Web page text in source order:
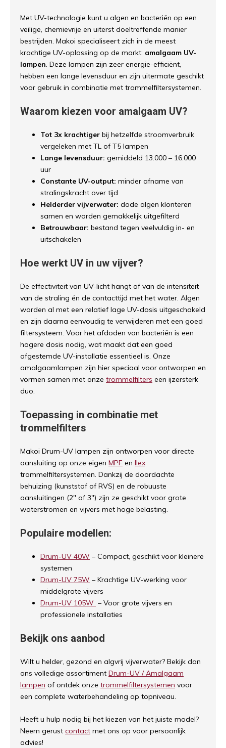
Met UV-technologie kunt u algen en bacteriën op een
veilige, chemievrije en uiterst doeltreffende manier
bestrijden. Makoi specialiseert zich in de meest
krachtige UV-oplossing op de markt: amalgaam UV-
lampen. Deze lampen zijn zeer energie-efficiënt,
hebben een lange levensduur en zijn uitermate geschikt
voor gebruik in combinatie met trommelfiltersystemen.
Waarom kiezen voor amalgaam UV?
Tot 3x krachtiger bij hetzelfde stroomverbruik
vergeleken met TL of T5 lampen
Lange levensduur: gemiddeld 13.000 – 16.000
uur
Constante UV-output: minder afname van
stralingskracht over tijd
Helderder vijverwater: dode algen klonteren
samen en worden gemakkelijk uitgefilterd
Betrouwbaar: bestand tegen veelvuldig in- en
uitschakelen
Hoe werkt UV in uw vijver?
De effectiviteit van UV-licht hangt af van de intensiteit
van de straling én de contacttijd met het water. Algen
worden al met een relatief lage UV-dosis uitgeschakeld
en zijn daarna eenvoudig te verwijderen met een goed
filtersysteem. Voor het afdoden van bacteriën is een
hogere dosis nodig, wat maakt dat een goed
afgestemde UV-installatie essentieel is. Onze
amalgaamlampen zijn hier speciaal voor ontworpen en
vormen samen met onze trommelfilters een ijzersterk
duo.
Toepassing in combinatie met
trommelfilters
Makoi Drum-UV lampen zijn ontworpen voor directe
aansluiting op onze eigen MPF en Ilex
trommelfiltersystemen. Dankzij de doordachte
behuizing (kunststof of RVS) en de robuuste
aansluitingen (2" of 3") zijn ze geschikt voor grote
waterstromen en vijvers met hoge belasting.
Populaire modellen:
Drum-UV 40W – Compact, geschikt voor kleinere
systemen
Drum-UV 75W – Krachtige UV-werking voor
middelgrote vijvers
Drum-UV 105W – Voor grote vijvers en
professionele installaties
Bekijk ons aanbod
Wilt u helder, gezond en algvrij vijverwater? Bekijk dan
ons volledige assortiment Drum-UV / Amalgaam
lampen of ontdek onze trommelfiltersystemen voor
een complete waterbehandeling op topniveau.
Heeft u hulp nodig bij het kiezen van het juiste model?
Neem gerust contact met ons op voor persoonlijk
advies!